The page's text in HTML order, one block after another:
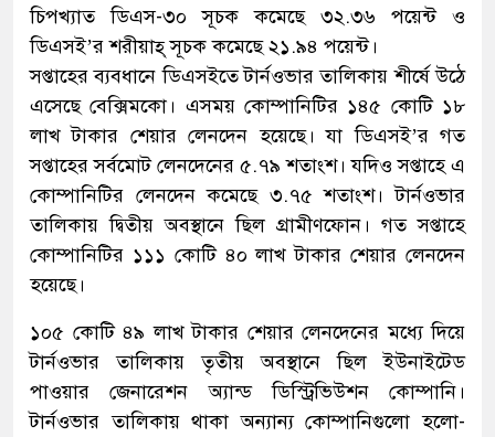
চিপখ্যাত ডিএস-৩০ সূচক কমেছে ৩২.৩৬ পয়েন্ট ও
ডিএসই’র শরীয়াহ্ সূচক কমেছে ২১.৯৪ পয়েন্ট।
সপ্তাহের ব্যবধানে ডিএসইতে টার্নওভার তালিকায় শীর্ষে উঠে
এসেছে বেক্সিমকো। এসময় কোম্পানিটির ১৪৫ কোটি ১৮
লাখ টাকার শেয়ার লেনদেন হয়েছে। যা ডিএসই’র গত
সপ্তাহের সর্বমোট লেনদেনের ৫.৭৯ শতাংশ। যদিও সপ্তাহে এ
কোম্পানিটির লেনদেন কমেছে ৩.৭৫ শতাংশ। টার্নওভার
তালিকায় দ্বিতীয় অবস্থানে ছিল গ্রামীণফোন। গত সপ্তাহে
কোম্পানিটির ১১১ কোটি ৪০ লাখ টাকার শেয়ার লেনদেন
হয়েছে।
১০৫ কোটি ৪৯ লাখ টাকার শেয়ার লেনদেনের মধ্যে দিয়ে
টার্নওভার তালিকায় তৃতীয় অবস্থানে ছিল ইউনাইটেড
পাওয়ার জেনারেশন অ্যান্ড ডিস্ট্রিভিউশন কোম্পানি।
টার্নওভার তালিকায় থাকা অন্যান্য কোম্পানিগুলো হলো-